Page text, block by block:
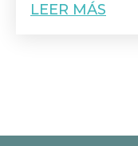
LEER MÁS